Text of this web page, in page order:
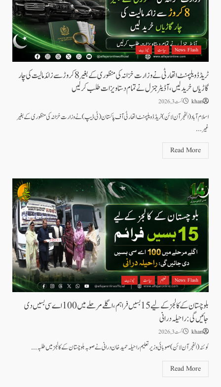
News Flash سیاست نیوز بیٹ
ٹریڈ ڈویلپمنٹ اتھارٹی نے وزارت خزانہ کی منظوری کے بغیر 8کروڑ سے زائد مالیت کی چار
گاڑیاں خرید لیں،آڈیٹر جنرل نے تمام دستاویزات طلب کرلیں
khan اگست 3, 2026
اسلام آباد(الفجرآن لائن) ٹریڈ ڈویلپمنٹ اتھارٹی آف پاکستان (ٹی ڈیپ)نے وزارت خزانہ کی منظوری کے بغیر
غیر...
Read More
News Flash تعلیم سیاست نیوز بیٹ
بلوچستان کے کالجز کے لیے 15 بسیں فراہم، اگلے مرحلے میں 100 اے سی بسیں دی
جائیں گی: راحیلہ درانی
khan اگست 3, 2026
کوئٹہ (الفجرآن لائن) صوبائی وزیر تعلیم راحیلہ حمید خان درانی نے صوبہ بلوچستان کے کالجز میں طلبہ...
Read More